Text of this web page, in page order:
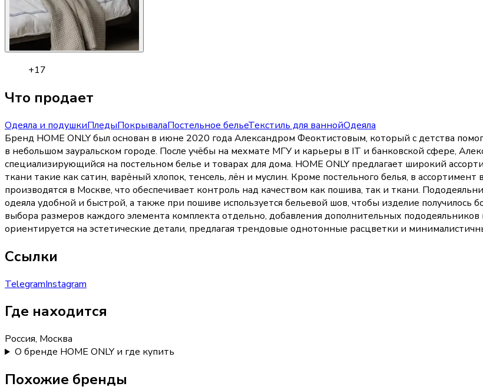
+17
Что продает
Одеяла и подушкиПледыПокрывалаПостельное бельеТекстиль для ваннойОдеяла
Бренд HOME ONLY был основан в июне 2020 года Александром Феоктистовым, который с детства
в небольшом зауральском городе. После учёбы на мехмате МГУ и карьеры в IT и банковской сфере,
специализирующийся на постельном белье и товарах для дома. HOME ONLY предлагает широкий
ткани такие как сатин, варёный хлопок, тенсель, лён и муслин. Кроме постельного белья, в
производятся в Москве, что обеспечивает контроль над качеством как пошива, так и ткани.
одеяла удобной и быстрой, а также при пошиве используется бельевой шов, чтобы изделие получилось
выбора размеров каждого элемента комплекта отдельно, добавления дополнительных
ориентируется на эстетические детали, предлагая трендовые однотонные расцветки и
Ссылки
TelegramInstagram
Где находится
Россия, Москва
О бренде HOME ONLY и где купить
Похожие бренды